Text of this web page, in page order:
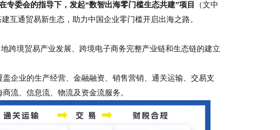
专委会的指导下，发起“数智出海零门槛生态共建”项目
（文中
互通贸易新生态，助力中国企业零门槛开启出海之路。
地跨境贸易产业发展、跨境电子商务完整产业链和生态链的建立
企业的生产经营、金融融资、销售营销、通关运输、交易支
流、信息流、物流及资金流服务。